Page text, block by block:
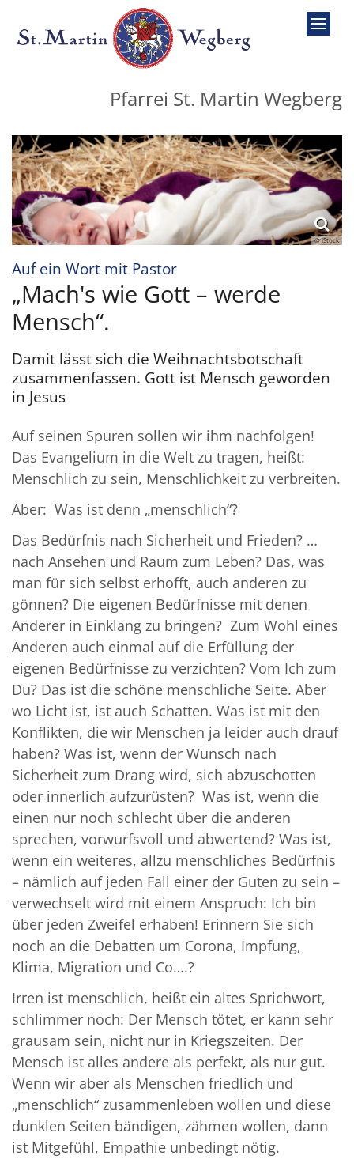
Zum Inhalt springen
Pfarrei St. Martin Wegberg
© iStock
Auf ein Wort mit Pastor:
„Mach's wie Gott – werde
Mensch“.
Damit lässt sich die Weihnachtsbotschaft
zusammenfassen. Gott ist Mensch geworden
in Jesus
Auf seinen Spuren sollen wir ihm nachfolgen!
Das Evangelium in die Welt zu tragen, heißt:
Menschlich zu sein, Menschlichkeit zu verbreiten.
Aber: Was ist denn „menschlich“?
Das Bedürfnis nach Sicherheit und Frieden? …
nach Ansehen und Raum zum Leben? Das, was
man für sich selbst erhofft, auch anderen zu
gönnen? Die eigenen Bedürfnisse mit denen
Anderer in Einklang zu bringen? Zum Wohl eines
Anderen auch einmal auf die Erfüllung der
eigenen Bedürfnisse zu verzichten? Vom Ich zum
Du? Das ist die schöne menschliche Seite. Aber
wo Licht ist, ist auch Schatten. Was ist mit den
Konflikten, die wir Menschen ja leider auch drauf
haben? Was ist, wenn der Wunsch nach
Sicherheit zum Drang wird, sich abzuschotten
oder innerlich aufzurüsten? Was ist, wenn die
einen nur noch schlecht über die anderen
sprechen, vorwurfsvoll und abwertend? Was ist,
wenn ein weiteres, allzu menschliches Bedürfnis
– nämlich auf jeden Fall einer der Guten zu sein –
verwechselt wird mit einem Anspruch: Ich bin
über jeden Zweifel erhaben! Erinnern Sie sich
noch an die Debatten um Corona, Impfung,
Klima, Migration und Co….?
Irren ist menschlich, heißt ein altes Sprichwort,
schlimmer noch: Der Mensch tötet, er kann sehr
grausam sein, nicht nur in Kriegszeiten. Der
Mensch ist alles andere als perfekt, als nur gut.
Wenn wir aber als Menschen friedlich und
„menschlich“ zusammenleben wollen und diese
dunklen Seiten bändigen, zähmen wollen, dann
ist Mitgefühl, Empathie unbedingt nötig.